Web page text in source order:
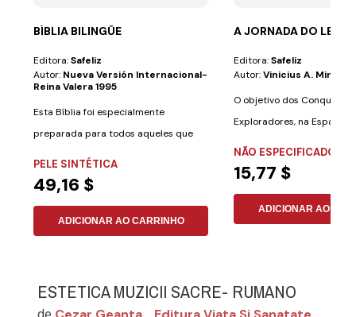
BÍBLIA BILINGÜE
Editora:Safeliz
Autor: Nueva Versión Internacional-
Reina Valera 1995
Esta Bíblia foi especialmente
preparada para todos aqueles que
desejam aprender...
PELE SINTÉTICA
49,16 $
ADICIONAR AO CARRINHO
A JORNADA DO
Editora:Safeliz
Autor:Vinicius A. Miranda
O objetivo dos
Exploradores, na Espanha)
NÃO ESPECIFICADO
15,77 $
ADICIONAR AO
ESTETICA MUZICII SACRE- RUMANO